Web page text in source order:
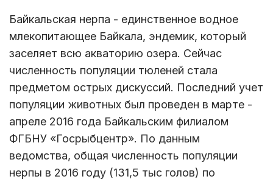
Байкальская нерпа - единственное водное
млекопитающее Байкала, эндемик, который
заселяет всю акваторию озера. Сейчас
численность популяции тюленей стала
предметом острых дискуссий. Последний учет
популяции животных был проведен в марте -
апреле 2016 года Байкальским филиалом
ФГБНУ «Госрыбцентр». По данным
ведомства, общая численность популяции
нерпы в 2016 году (131,5 тыс голов) по